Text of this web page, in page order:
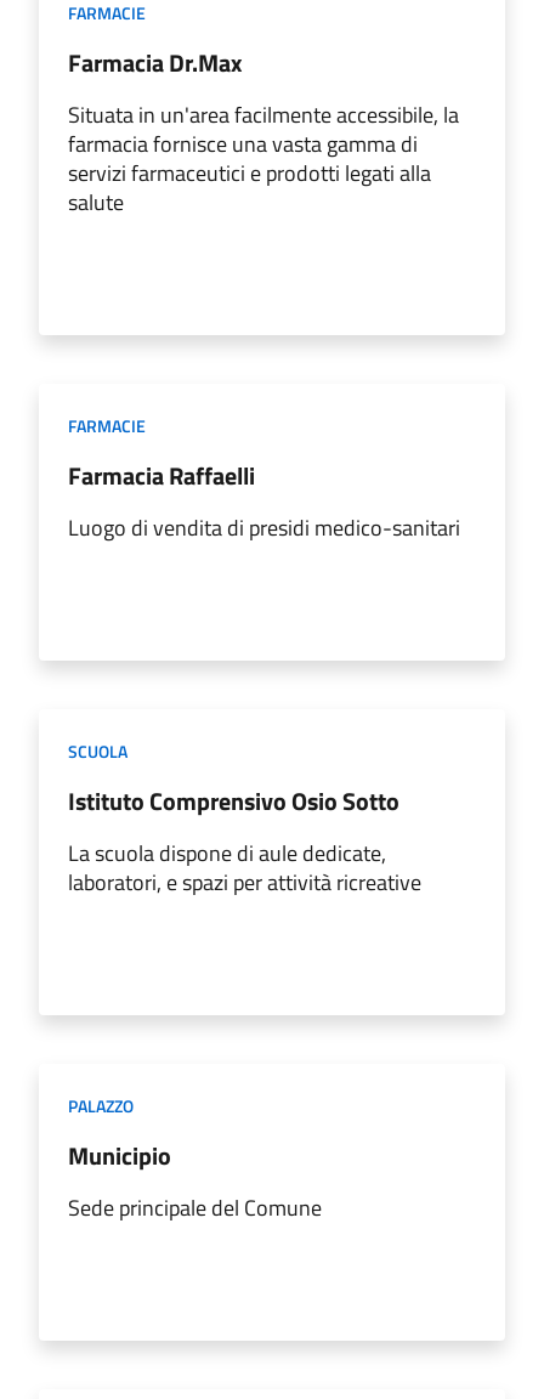
FARMACIE
Farmacia Dr.Max
Situata in un'area facilmente accessibile, la
farmacia fornisce una vasta gamma di
servizi farmaceutici e prodotti legati alla
salute
FARMACIE
Farmacia Raffaelli
Luogo di vendita di presidi medico-sanitari
SCUOLA
Istituto Comprensivo Osio Sotto
La scuola dispone di aule dedicate,
laboratori, e spazi per attività ricreative
PALAZZO
Municipio
Sede principale del Comune